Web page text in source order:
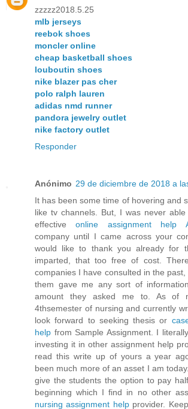
zzzzz2018.5.25
mlb jerseys
reebok shoes
moncler online
cheap basketball shoes
louboutin shoes
nike blazer pas cher
polo ralph lauren
adidas nmd runner
pandora jewelry outlet
nike factory outlet
Responder
Anónimo 29 de diciembre de 2018 a
It has been some time of hovering and
like tv channels. But, I was never
effectiveonline assignment help
company until I came across your
would like to thank you already for
imparted, that too free of cost.
companies I have consulted in the
them gave me any sort of
amount they asked me to. As of
4thsemester of nursing and currently
look forward to seeking thesis or
help from Sample Assignment. I
investing it in other assignment help
read this write up of yours a year
been much more of an asset I am
give the students the option to pay
beginning which I find in no other
nursing assignment helpprovider.